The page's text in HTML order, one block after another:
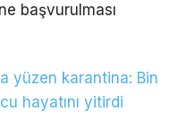
başvurulması
yüzen karantina: Bin
hayatını yitirdi